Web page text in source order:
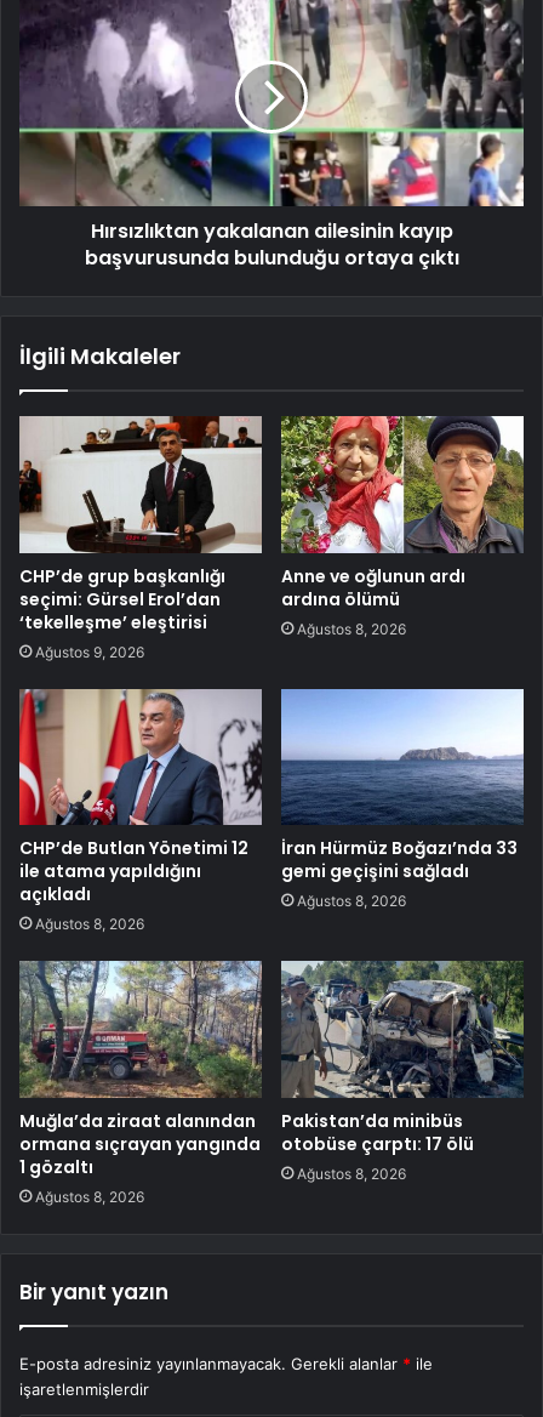
Hırsızlıktan yakalanan ailesinin kayıp
başvurusunda bulunduğu ortaya çıktı
İlgili Makaleler
CHP’de grup başkanlığı
seçimi: Gürsel Erol’dan
‘tekelleşme’ eleştirisi
Ağustos 9, 2026
Anne ve oğlunun ardı
ardına ölümü
Ağustos 8, 2026
CHP’de Butlan Yönetimi 12
ile atama yapıldığını
açıkladı
Ağustos 8, 2026
İran Hürmüz Boğazı’nda 33
gemi geçişini sağladı
Ağustos 8, 2026
Muğla’da ziraat alanından
ormana sıçrayan yangında
1 gözaltı
Ağustos 8, 2026
Pakistan’da minibüs
otobüse çarptı: 17 ölü
Ağustos 8, 2026
Bir yanıt yazın
E-posta adresiniz yayınlanmayacak. Gerekli alanlar * ile
işaretlenmişlerdir